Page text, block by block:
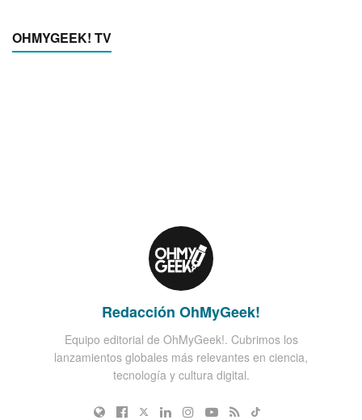
OHMYGEEK! TV
Redacción OhMyGeek!
Equipo editorial de OhMyGeek!. Cubrimos los
lanzamientos globales más relevantes en ciencia,
tecnología y cultura digital.